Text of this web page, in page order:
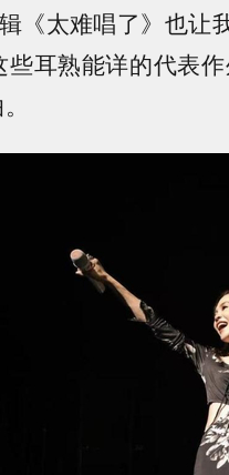
《太难唱了》也让
耳熟能详的代表